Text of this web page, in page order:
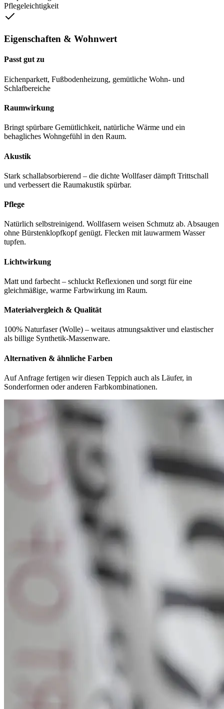
Pflegeleichtigkeit
Eigenschaften & Wohnwert
Passt gut zu
Eichenparkett, Fußbodenheizung, gemütliche Wohn- und
Schlafbereiche
Raumwirkung
Bringt spürbare Gemütlichkeit, natürliche Wärme und ein
behagliches Wohngefühl in den Raum.
Akustik
Stark schallabsorbierend – die dichte Wollfaser dämpft Trittschall
und verbessert die Raumakustik spürbar.
Pflege
Natürlich selbstreinigend. Wollfasern weisen Schmutz ab. Absaugen
ohne Bürstenklopfkopf genügt. Flecken mit lauwarmem Wasser
tupfen.
Lichtwirkung
Matt und farbecht – schluckt Reflexionen und sorgt für eine
gleichmäßige, warme Farbwirkung im Raum.
Materialvergleich & Qualität
100% Naturfaser (Wolle) – weitaus atmungsaktiver und elastischer
als billige Synthetik-Massenware.
Alternativen & ähnliche Farben
Auf Anfrage fertigen wir diesen Teppich auch als Läufer, in
Sonderformen oder anderen Farbkombinationen.